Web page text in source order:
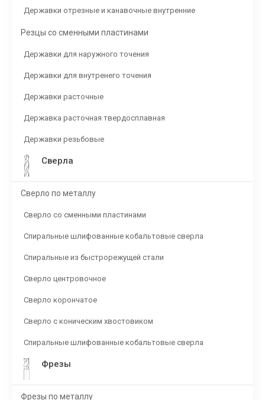
Державки отрезные и канавочные внутренние
Резцы со сменными пластинами
Державки для наружного точения
Державки для внутренего точения
Державки расточные
Державка расточная твердосплавная
Державки резьбовые
Сверла
Сверло по металлу
Сверло со сменными пластинами
Спиральные шлифованные кобальтовые сверла
Спиральные из быстрорежущей стали
Сверло центровочное
Сверло корончатое
Сверло с коническим хвостовиком
Спиральные шлифованные кобальтовые сверла
Фрезы
Фрезы по металлу